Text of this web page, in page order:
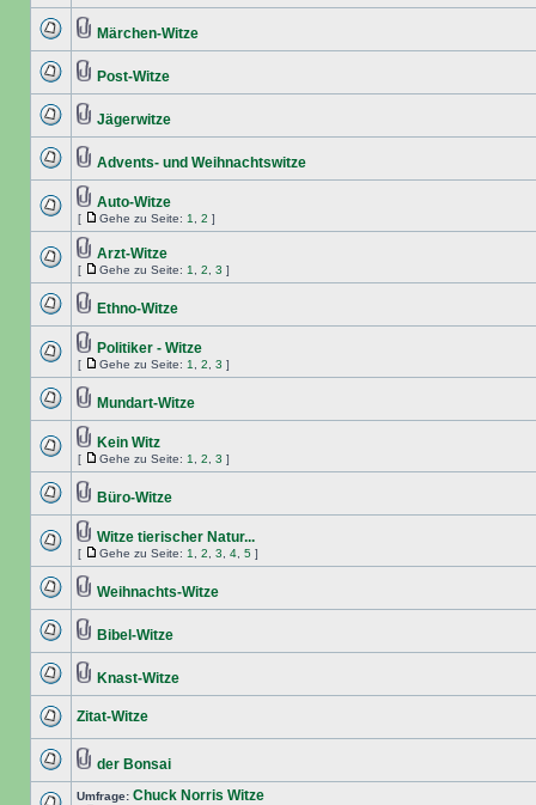
Märchen-Witze
Post-Witze
Jägerwitze
Advents- und Weihnachtswitze
Auto-Witze
[ Gehe zu Seite: 1 2 ]
Arzt-Witze
[ Gehe zu Seite: 1 2 3 ]
Ethno-Witze
Politiker - Witze
[ Gehe zu Seite: 1 2 3 ]
Mundart-Witze
Kein Witz
[ Gehe zu Seite: 1 2 3 ]
Büro-Witze
Witze tierischer Natur...
[ Gehe zu Seite: 1 2 3 4 5 ]
Weihnachts-Witze
Bibel-Witze
Knast-Witze
Zitat-Witze
der Bonsai
Umfrage: Chuck Norris Witze